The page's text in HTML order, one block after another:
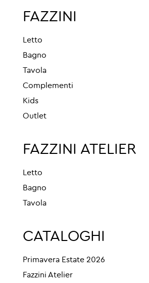
FAZZINI
Letto
Bagno
Tavola
Complementi
Kids
Outlet
FAZZINI ATELIER
Letto
Bagno
Tavola
CATALOGHI
Primavera Estate 2026
Fazzini Atelier